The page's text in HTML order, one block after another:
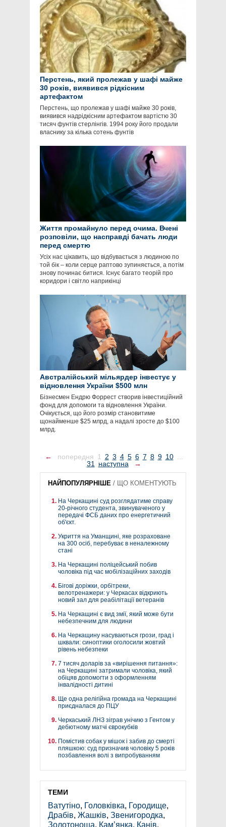
Перстень, який пролежав у шафі майже
30 років, виявився рідкісним
артефактом
Перстень, що пролежав у шафі майже 30 років,
виявився надрідкісним артефактом вартістю 30
тисяч фунтів стерлінгів. 1994 року його продали
власнику за кілька сотень фунтів
Життя промайнуло перед очима. Вчені
розповіли, що насправді бачать люди
перед смертю
Усіх нас цікавить, що відбувається з людиною по
той бік – коли серце раптово зупиняється, а потім
знову починає битися. Існує багато теорій про
коридори і світло наприкінці
Австралійський мільярдер інвестує у
відновлення України $500 млн
Бізнесмен Ендрю Форрест створив інвестиційний
фонд для допомоги та відновлення України.
Очікується, що його розмір становитиме
щонайменше $25 млрд, а надалі зросте до $100
млрд.
← попередня 1 2 3 4 5 6 7 8 9 10 ...
31 наступна →
НАЙПОПУЛЯРНІШЕ / ЩО КОМЕНТУЮТЬ
На Черкащині суд розглядатиме справу
20-річного студента, звинуваченого у
передачі ФСБ даних про енергетичний
об'єкт.
Укриття на Уманщині, яке розраховане
на 300 осіб, перебуває в неналежному
стані
На Черкащині поліцейський побив
чоловіка під час мобілізаційних заходів
Бігові доріжки, орбітреки,
велотренажери: у Черкасах відкриють
новий зал для реабілітації ветеранів
На Черкащині є вид змії, який може бути
небезпечним для людини
На Черкащину насуваються грози, град і
шквали: синоптики оголосили жовтий
рівень небезпеки
7 тисяч доларів за «вирішення питання»:
на Черкащині затримали чоловіка, який
обіцяв допомогти з оформленням
інвалідності дитині
Ще одна релігійна громада на Черкащині
приєдналася до ПЦУ
Черкаський ЛНЗ зіграв унічию з Гентом у
дебютному матчі єврокубків
Помістив собак у мішок і забив до смерті
пляшкою: суд призначив чоловіку 5 років
позбавлення волі з випробуванням
ТЕМИ
Ватутіно, Головківка, Городище,
Драбів, Жашків, Звенигородка,
Золотоноша, Кам’янка, Канів,